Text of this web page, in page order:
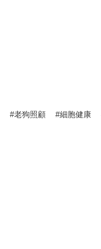
老狗照顧 細胞健康